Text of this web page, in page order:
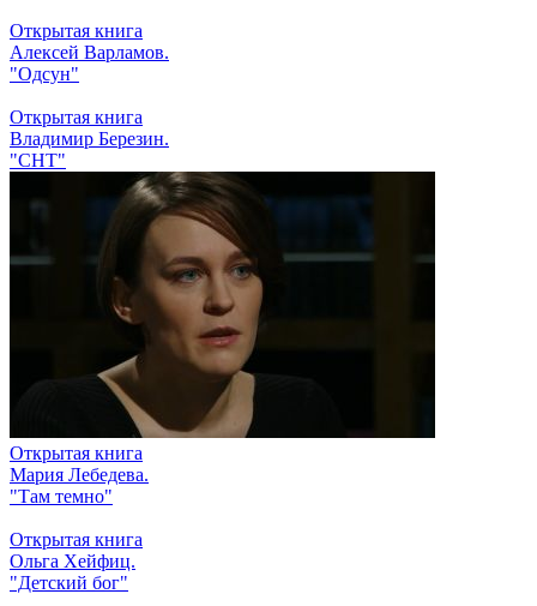
Открытая книга
Алексей Варламов.
"Одсун"
Открытая книга
Владимир Березин.
"СНТ"
Открытая книга
Мария Лебедева.
"Там темно"
Открытая книга
Ольга Хейфиц.
"Детский бог"